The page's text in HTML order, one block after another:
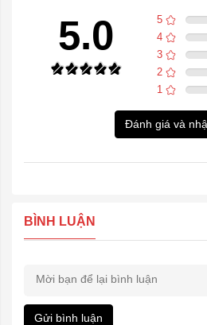
5.0 5
4
3
2
1
Đánh giá và
BÌNH LUẬN
Gửi bình luận